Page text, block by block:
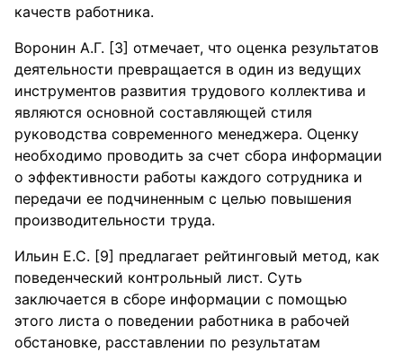
качеств работника.
Воронин А.Г. [3] отмечает, что оценка результатов
деятельности превращается в один из ведущих
инструментов развития трудового коллектива и
являются основной составляющей стиля
руководства современного менеджера. Оценку
необходимо проводить за счет сбора информации
о эффективности работы каждого сотрудника и
передачи ее подчиненным с целью повышения
производительности труда.
Ильин Е.С. [9] предлагает рейтинговый метод, как
поведенческий контрольный лист. Суть
заключается в сборе информации с помощью
этого листа о поведении работника в рабочей
обстановке, расставлении по результатам